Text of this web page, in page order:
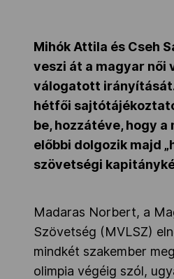
Társszervezetek
OVEP
Adatbank
Mihók Attila és Cseh
veszi át a magyar női
válogatott
hétfői
be, hozzátéve, hogy a
előbbi dolgozik majd
szövetségi
Madaras Norbert, a
Szövetség (MVLSZ)
mindkét szakember
olimpia végéig szól,